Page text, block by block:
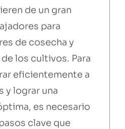
de un gran
para
de cosecha y
los cultivos. Para
eficientemente a
y lograr una
es necesario
clave que